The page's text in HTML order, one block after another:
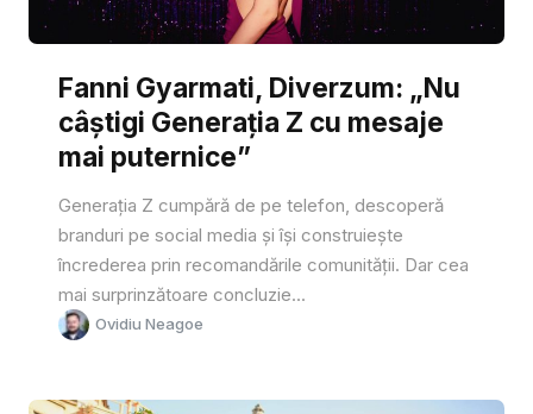
Fanni Gyarmati, Diverzum: „Nu
câștigi Generația Z cu mesaje
mai puternice”
Generația Z cumpără de pe telefon, descoperă
branduri pe social media și își construiește
încrederea prin recomandările comunității. Dar cea
mai surprinzătoare concluzie...
Ovidiu Neagoe